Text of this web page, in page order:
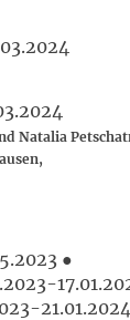
E】
Natalia
【E
21.01.2024